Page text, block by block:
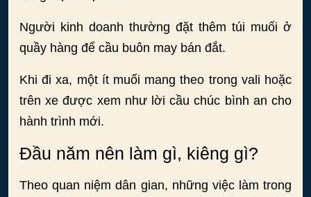
Người kinh doanh thường đặt thêm túi muối ở
quầy hàng để cầu buôn may bán đắt.
Khi đi xa, một ít muối mang theo trong vali hoặc
trên xe được xem như lời cầu chúc bình an cho
hành trình mới.
Đầu năm nên làm gì, kiêng gì?
Theo quan niệm dân gian, những việc làm trong